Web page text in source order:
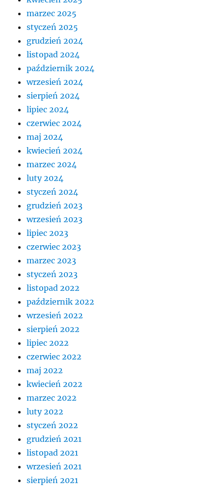
marzec 2025
styczeń 2025
grudzień 2024
listopad 2024
październik 2024
wrzesień 2024
sierpień 2024
lipiec 2024
czerwiec 2024
maj 2024
kwiecień 2024
marzec 2024
luty 2024
styczeń 2024
grudzień 2023
wrzesień 2023
lipiec 2023
czerwiec 2023
marzec 2023
styczeń 2023
listopad 2022
październik 2022
wrzesień 2022
sierpień 2022
lipiec 2022
czerwiec 2022
maj 2022
kwiecień 2022
marzec 2022
luty 2022
styczeń 2022
grudzień 2021
listopad 2021
wrzesień 2021
sierpień 2021